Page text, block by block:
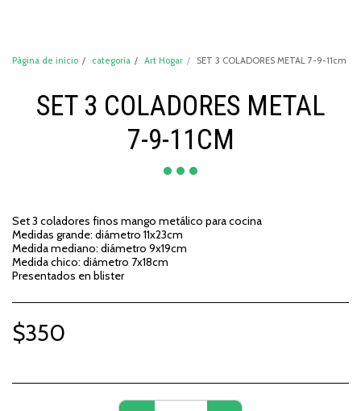
Página de inicio categoria Art Hogar SET 3 COLADORES METAL 7-9-11cm
SET 3 COLADORES METAL
7-9-11CM
Set 3 coladores finos mango metálico para cocina
Medidas grande: diámetro 11x23cm
Medida mediano: diámetro 9x19cm
Medida chico: diámetro 7x18cm
Presentados en blister
$350